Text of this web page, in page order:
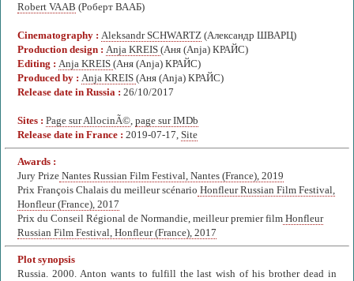
Robert VAAB (Роберт ВААБ)
Cinematography : Aleksandr SCHWARTZ (Александр ШВАРЦ)
Production design : Anja KREIS (Аня (Anja) КРАЙС)
Editing : Anja KREIS (Аня (Anja) КРАЙС)
Produced by : Anja KREIS (Аня (Anja) КРАЙС)
Release date in Russia : 26/10/2017
Sites : Page sur AllocinÃ©, page sur IMDb
Release date in France : 2019-07-17, Site
Awards :
Jury Prize Nantes Russian Film Festival, Nantes (France), 2019
Prix François Chalais du meilleur scénario Honfleur Russian Film Festival,
Honfleur (France), 2017
Prix du Conseil Régional de Normandie, meilleur premier film Honfleur
Russian Film Festival, Honfleur (France), 2017
Plot synopsis
Russia. 2000. Anton wants to fulfill the last wish of his brother dead in